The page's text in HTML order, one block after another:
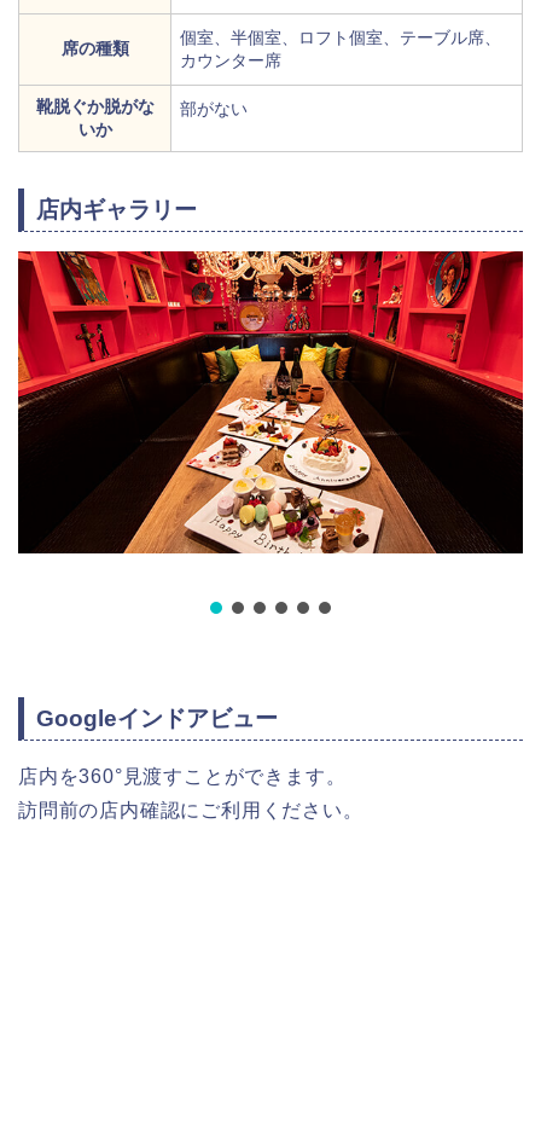
席の種類
個室、半個室、ロフト個室、テーブル席、
カウンター席
靴脱ぐか脱がな
いか
部がない
店内ギャラリー
Googleインドアビュー
店内を360°見渡すことができます。
訪問前の店内確認にご利用ください。